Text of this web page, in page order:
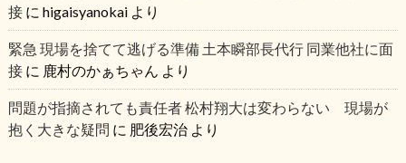
接に higaisyanokaiより
緊急 現場を捨てて逃げる準備 土本瞬部長代行 同業他社に面
接に 鹿村のかぁちゃん より
問題が指摘されても責任者 松村翔大は変わらない 現場が
抱く大きな疑問 に 肥後宏治より